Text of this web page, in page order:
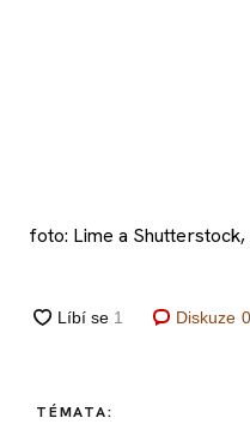
foto: Lime a Shutterstock,
Diskuze 0
TÉMATA: